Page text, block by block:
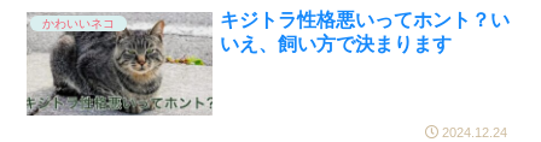
かわいいネコ
キジトラ性格悪いってホント？い
いえ、飼い方で決まります
2024.12.24